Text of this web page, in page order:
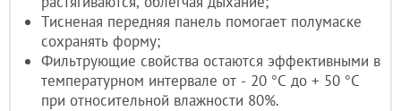
Тисненая передняя панель помогает полумаске
сохранять форму;
Фильтрующие свойства остаются эффективными в
температурном интервале от - 20 °С до + 50 °С
при относительной влажности 80%.